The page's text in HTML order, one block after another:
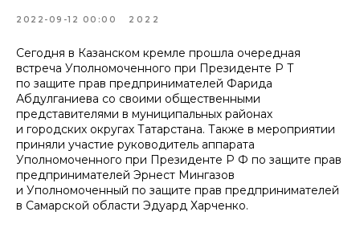
2022-09-12 00:00 2022
Сегодня в Казанском кремле прошла очередная
встреча Уполномоченного при Президенте Р Т
по защите прав предпринимателей Фарида
Абдулганиева со своими общественными
представителями в муниципальных районах
и городских округах Татарстана. Также в мероприятии
приняли участие руководитель аппарата
Уполномоченного при Президенте Р Ф по защите прав
предпринимателей Эрнест Мингазов
и Уполномоченный по защите прав предпринимателей
в Самарской области Эдуард Харченко.